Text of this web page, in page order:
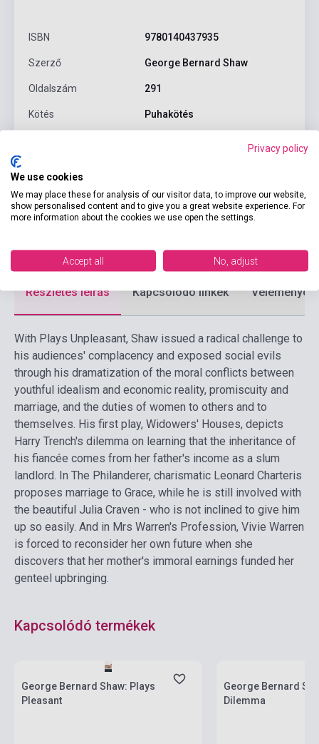
ISBN 9780140437935
Szerző George Bernard Shaw
Oldalszám 291
Kötés Puhakötés
Kiadás sorszám 8
Formátum Könyv
Részletes leírás Kapcsolódó linkek Vélemények
With Plays Unpleasant, Shaw issued a radical challenge to
his audiences' complacency and exposed social evils
through his dramatization of the moral conflicts between
youthful idealism and economic reality, promiscuity and
marriage, and the duties of women to others and to
themselves. His first play, Widowers' Houses, depicts
Harry Trench's dilemma on learning that the inheritance of
his fiancée comes from her father's income as a slum
landlord. In The Philanderer, charismatic Leonard Charteris
proposes marriage to Grace, while he is still involved with
the beautiful Julia Craven - who is not inclined to give him
up so easily. And in Mrs Warren's Profession, Vivie Warren
is forced to reconsider her own future when she
discovers that her mother's immoral earnings funded her
genteel upbringing.
Kapcsolódó termékek
George Bernard Shaw: Plays
Pleasant
George Bernard
Dilemma
Privacy policy
We use cookies
We may place these for analysis of our visitor data, to improve our website,
show personalised content and to give you a great website experience. For
more information about the cookies we use open the settings.
Accept all No, adjust